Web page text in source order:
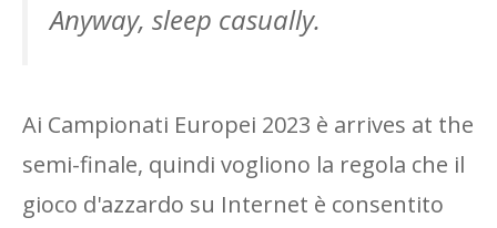
Anyway, sleep casually.
Ai Campionati Europei 2023 è arrives at the
semi-finale, quindi vogliono la regola che il
gioco d'azzardo su Internet è consentito